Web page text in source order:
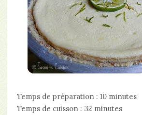
Temps de préparation : 10 minutes
Temps de cuisson : 32 minutes